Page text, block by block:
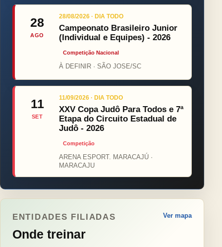
28
AGO
28/08/2026 · DIA TODO
Campeonato Brasileiro Junior
(Individual e Equipes) - 2026
Competição Nacional
À DEFINIR · SÃO JOSE/SC
11
SET
11/09/2026 · DIA TODO
XXV Copa Judô Para Todos e 7ª
Etapa do Circuito Estadual de
Judô - 2026
Competição
ARENA ESPORT. MARACAJÚ ·
MARACAJU
ENTIDADES FILIADAS
Onde treinar
Ver mapa